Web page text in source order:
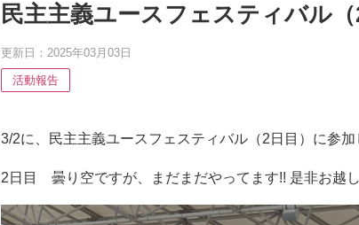
民主主義ユースフェスティバル
更新日：2025年03月03日
活動報告
3/2に、民主主義ユースフェスティバル（2日目）に参加
2日目 曇り空ですが、まだまだやってます!! 是非お越し